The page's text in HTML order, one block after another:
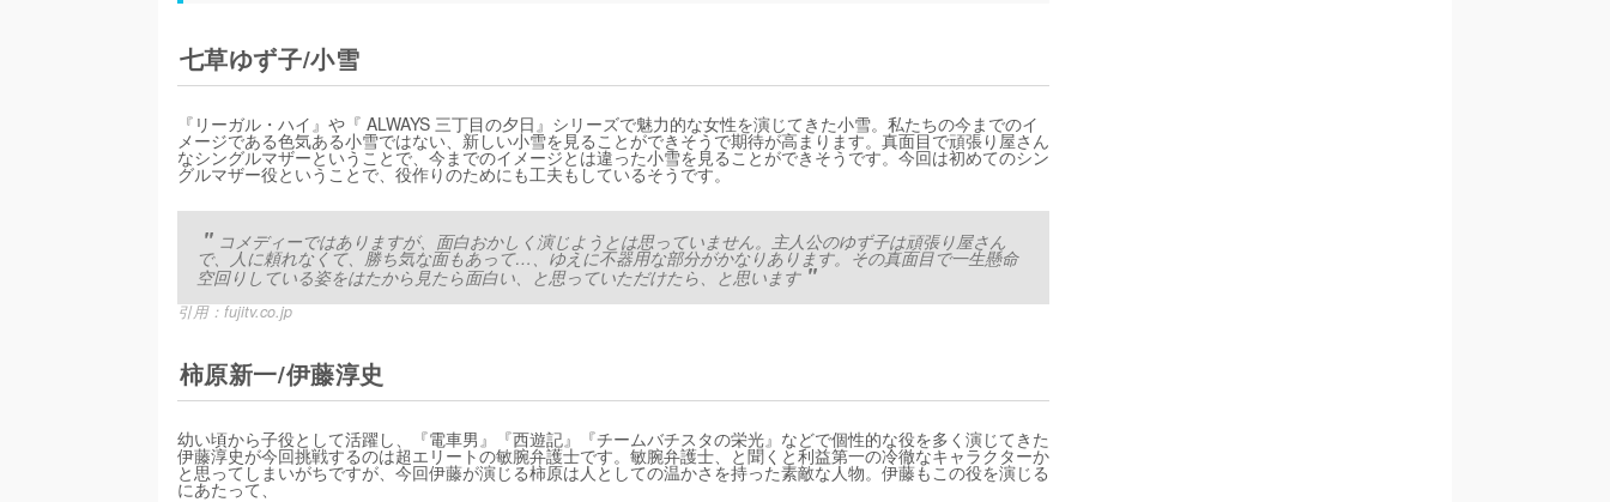
七草ゆず子/小雪
『リーガル・ハイ』や『 ALWAYS 三丁目の夕日』シリーズで魅力的な女性を演じてきた小雪。私たちの今までのイ
メージである色気ある小雪ではない、新しい小雪を見ることができそうで期待が高まります。真面目で頑張り屋さん
なシングルマザーということで、今までのイメージとは違った小雪を見ることができそうです。今回は初めてのシン
グルマザー役ということで、役作りのためにも工夫もしているそうです。
コメディーではありますが、面白おかしく演じようとは思っていません。主人公のゆず子は頑張り屋さん
で、人に頼れなくて、勝ち気な面もあって…、ゆえに不器用な部分がかなりあります。その真面目で一生懸命
空回りしている姿をはたから見たら面白い、と思っていただけたら、と思います
引用：fujitv.co.jp
柿原新一/伊藤淳史
幼い頃から子役として活躍し、『電車男』『西遊記』『チームバチスタの栄光』などで個性的な役を多く演じてきた
伊藤淳史が今回挑戦するのは超エリートの敏腕弁護士です。敏腕弁護士、と聞くと利益第一の冷徹なキャラクターか
と思ってしまいがちですが、今回伊藤が演じる柿原は人としての温かさを持った素敵な人物。伊藤もこの役を演じる
にあたって、